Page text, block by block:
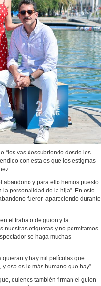
“los vas descubriendo desde los
con esta es que los estigmas
abandono y para ello hemos puesto
personalidad de la hija”. En este
fueron apareciendo durante
el trabajo de guion y la
nuestras etiquetas y no permitamos
se haga muchas
quieran y hay mil películas que
eso es lo más humano que hay”.
quienes también firman el guion